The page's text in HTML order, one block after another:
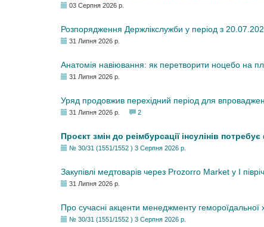
03 Серпня 2026 р.
Розпорядження Держлікслужби у період з
31 Липня 2026 р.
Анатомія навіювання: як перетворити ноцебо на
31 Липня 2026 р.
Уряд продовжив перехідний період для
31 Липня 2026 р. 2
Проєкт змін до реімбурсації інсулінів
№ 30/31 (1551/1552 ) 3 Серпня 2026 р.
Закупівлі медтоварів через Prozorro Market у I
31 Липня 2026 р.
Про сучасні акценти менеджменту
№ 30/31 (1551/1552 ) 3 Серпня 2026 р.